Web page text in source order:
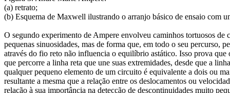
(a) retrato;
(b) Esquema de Maxwell ilustrando o arranjo básico de ensaio com
O segundo experimento de Ampere envolveu caminhos tortuosos
pequenas sinuosidades, mas de forma que, em todo o seu
através do fio reto não influencia o equilíbrio astático. Isso prova
que percorre a linha reta que une suas extremidades, desde que a
qualquer pequeno elemento de um circuito é equivalente a dois ou
resultante a mesma que a relação entre os deslocamentos ou
relação à sua importância na detecção de descontinuidades muito